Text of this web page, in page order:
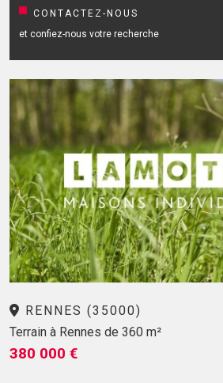
CONTACTEZ-NOUS
et confiez-nous votre recherche
RENNES (35000)
Terrain à Rennes de 360 m²
380 000 €